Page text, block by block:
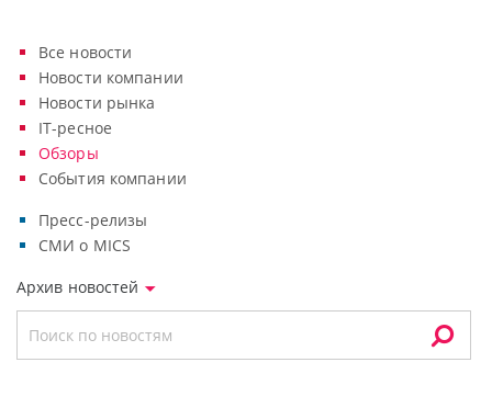
Все новости
Новости компании
Новости рынка
IT-ресное
Обзоры
События компании
Пресс-релизы
СМИ о MICS
Архив новостей